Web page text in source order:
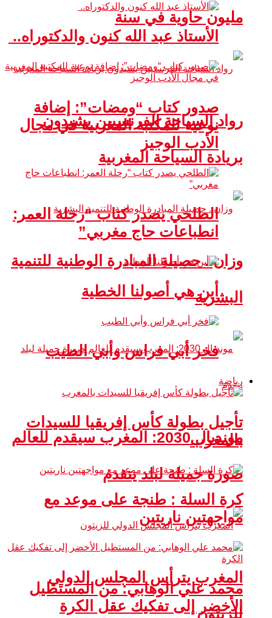
مليون حاوية في سنة
رواد السياحة الفرنسيين يشيدون
بريادة السياحة المغربية
وزان.. حصيلة المبادرة الوطنية للتنمية
البشرية
مونديال 2030: المغرب سيقدم للعالم
صورة جميلة لبلد يتقدم
المغرب يترأس المجلس الدولي
للزيتون
الأستاذ عبد الله كنون والدكتوراه..
صدور كتاب “ومضات”: إضافة
نوعية للمكتبة المغربية في مجال
الأدب الوجيز
الطلحي يصدر كتاب “رحلة العمر:
انطباعات حاج مغربي”
أين هي أصولنا الخطية
فخر أبي فراس وأبي الطيب
رياضة
تأجيل بطولة كأس إفريقيا للسيدات
بالمغرب
كرة السلة : طنجة على موعد مع
مواجهتين ناريتين
محمد علي الوهابي: من المستطيل
الأخضر إلى تفكيك عقل الكرة